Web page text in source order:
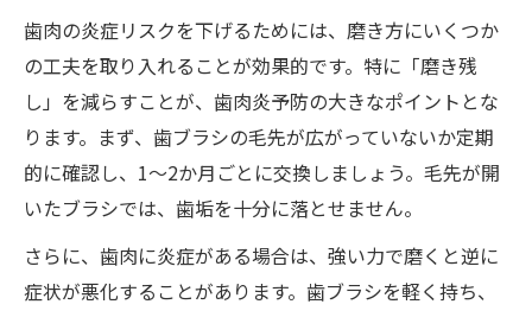
歯肉の炎症リスクを下げるためには、磨き方にいくつか
の工夫を取り入れることが効果的です。特に「磨き残
し」を減らすことが、歯肉炎予防の大きなポイントとな
ります。まず、歯ブラシの毛先が広がっていないか定期
的に確認し、1〜2か月ごとに交換しましょう。毛先が開
いたブラシでは、歯垢を十分に落とせません。
さらに、歯肉に炎症がある場合は、強い力で磨くと逆に
症状が悪化することがあります。歯ブラシを軽く持ち、